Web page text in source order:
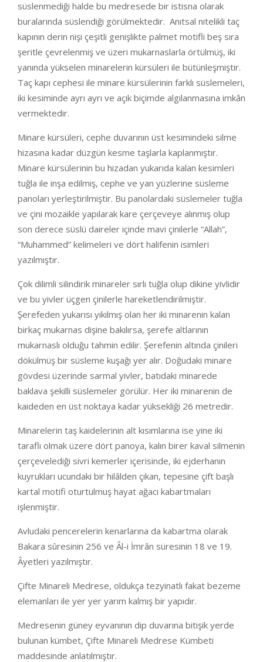
süslenmediği halde bu medresede bir istisna olarak
buralarında süslendiği görülmektedir. Anıtsal nitelikli taç
kapının derin nişi çeşitli genişlikte palmet motifli beş sıra
şeritle çevrelenmiş ve üzeri mukarnaslarla örtülmüş, iki
yanında yükselen minarelerin kürsüleri ile bütünleşmiştir.
Taç kapı cephesi ile minare kürsülerinin farklı süslemeleri,
iki kesiminde ayrı ayrı ve açık biçimde algılanmasına imkân
vermektedir.
Minare kürsüleri, cephe duvarının üst kesimindeki silme
hizasına kadar düzgün kesme taşlarla kaplanmıştır.
Minare kürsülerinin bu hizadan yukarıda kalan kesimleri
tuğla ile inşa edilmiş, cephe ve yan yüzlerine süsleme
panoları yerleştirilmiştir. Bu panolardaki süslemeler tuğla
ve çini mozaikle yapılarak kare çerçeveye alınmış olup
son derece süslü daireler içinde mavi çinilerle “Allah”,
“Muhammed” kelimeleri ve dört halifenin isimleri
yazılmıştır.
Çok dilimli silindirik minareler sırlı tuğla olup dikine yivlidir
ve bu yivler üçgen çinilerle hareketlendirilmiştir.
Şerefeden yukarısı yıkılmış olan her iki minarenin kalan
birkaç mukarnas dişine bakılırsa, şerefe altlarının
mukarnaslı olduğu tahmin edilir. Şerefenin altında çinileri
dökülmüş bir süsleme kuşağı yer alır. Doğudaki minare
gövdesi üzerinde sarmal yivler, batıdaki minarede
baklava şekilli süslemeler görülür. Her iki minarenin de
kaideden en üst noktaya kadar yüksekliği 26 metredir.
Minarelerin taş kaidelerinin alt kısımlarına ise yine iki
taraflı olmak üzere dört panoya, kalın birer kaval silmenin
çerçevelediği sivri kemerler içerisinde, iki ejderhanın
kuyrukları ucundaki bir hilâlden çıkan, tepesine çift başlı
kartal motifi oturtulmuş hayat ağacı kabartmaları
işlenmiştir.
Avludaki pencerelerin kenarlarına da kabartma olarak
Bakara sûresinin 256 ve Âl-i İmrân süresinin 18 ve 19.
Âyetleri yazılmıştır.
Çifte Minareli Medrese, oldukça tezyinatlı fakat bezeme
elemanları ile yer yer yarım kalmış bir yapıdır.
Medresenin güney eyvanının dip duvarına bitişik yerde
bulunan kümbet, Çifte Minareli Medrese Kümbeti
maddesinde anlatılmıştır.